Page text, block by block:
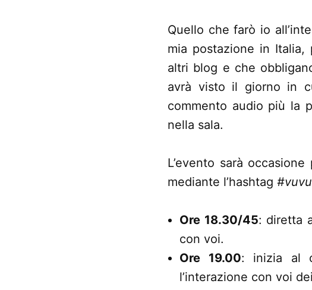
Quello che farò io
mia postazione in
altri blog e che
avrà visto il giorno in
commento audio più la
nella sala.
L’evento sarà
mediante l’hashtag
Ore 18.30/45: diretta
con voi.
Ore 19.00: inizia al
l’interazione con voi